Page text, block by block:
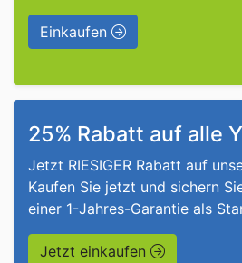
Einkaufen
25% Rabatt auf alle
Jetzt RIESIGER Rabatt auf
Kaufen Sie jetzt und sichern
einer 1-Jahres-Garantie als
Jetzt einkaufen